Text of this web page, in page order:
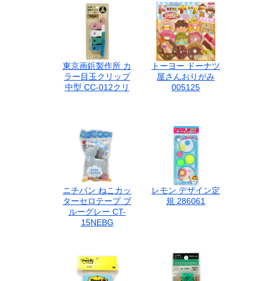
東京画鋲製作所 カ
ラー目玉クリップ
中型 CC-012クリ
トーヨー ドーナツ
屋さんおりがみ
005125
ニチバン ねこカッ
ターセロテープ ブ
ルーグレー CT-
15NEBG
レモン デザイン定
規 286061